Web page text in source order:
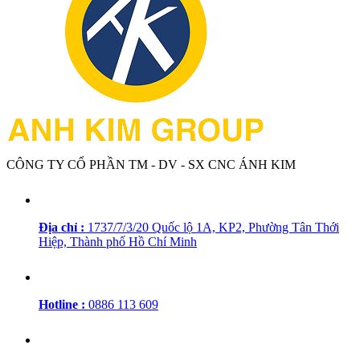
CÔNG TY CỔ PHẦN TM - DV - SX CNC ÁNH KIM
Địa chỉ : 1737/7/3/20 Quốc lộ 1A, KP2, Phường Tân Thới
Hiệp, Thành phố Hồ Chí Minh
Hotline : 0886 113 609